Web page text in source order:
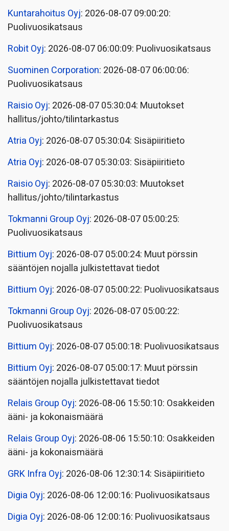
Kuntarahoitus Oyj: 2026-08-07 09:00:20:
Puolivuosikatsaus
Robit Oyj: 2026-08-07 06:00:09: Puolivuosikatsaus
Suominen Corporation: 2026-08-07 06:00:06:
Puolivuosikatsaus
Raisio Oyj: 2026-08-07 05:30:04: Muutokset
hallitus/johto/tilintarkastus
Atria Oyj: 2026-08-07 05:30:04: Sisäpiiritieto
Atria Oyj: 2026-08-07 05:30:03: Sisäpiiritieto
Raisio Oyj: 2026-08-07 05:30:03: Muutokset
hallitus/johto/tilintarkastus
Tokmanni Group Oyj: 2026-08-07 05:00:25:
Puolivuosikatsaus
Bittium Oyj: 2026-08-07 05:00:24: Muut pörssin
sääntöjen nojalla julkistettavat tiedot
Bittium Oyj: 2026-08-07 05:00:22: Puolivuosikatsaus
Tokmanni Group Oyj: 2026-08-07 05:00:22:
Puolivuosikatsaus
Bittium Oyj: 2026-08-07 05:00:18: Puolivuosikatsaus
Bittium Oyj: 2026-08-07 05:00:17: Muut pörssin
sääntöjen nojalla julkistettavat tiedot
Relais Group Oyj: 2026-08-06 15:50:10: Osakkeiden
ääni- ja kokonaismäärä
Relais Group Oyj: 2026-08-06 15:50:10: Osakkeiden
ääni- ja kokonaismäärä
GRK Infra Oyj: 2026-08-06 12:30:14: Sisäpiiritieto
Digia Oyj: 2026-08-06 12:00:16: Puolivuosikatsaus
Digia Oyj: 2026-08-06 12:00:16: Puolivuosikatsaus